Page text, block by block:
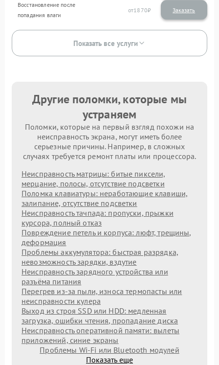
Восстановление после
попадания влаги
1870
Показать все услуги
Другие поломки, которые мы
устраняем
Поломки, которые на первый взгляд похожи на
неисправность экрана, могут иметь более
серьезные причины. Например, в сложных
случаях требуется ремонт платы или процессора.
Неисправность матрицы: битые пиксели,
мерцание, полосы, отсутствие подсветки
Поломка клавиатуры: неработающие клавиши,
залипание, отсутствие подсветки
Неисправность тачпада: пропуски, прыжки
курсора, полный отказ
Повреждение петель и корпуса: люфт, трещины,
деформация
Проблемы аккумулятора: быстрая разрядка,
невозможность зарядки, вздутие
Неисправность зарядного устройства или
разъёма питания
Перегрев из‑за пыли, износа термопасты или
неисправности кулера
Выход из строя SSD или HDD: медленная
загрузка, ошибки чтения, пропадание диска
Неисправность оперативной памяти: вылеты
приложений, синие экраны
Проблемы Wi‑Fi или Bluetooth модулей
Показать еще